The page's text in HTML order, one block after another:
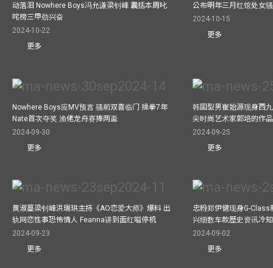
动落泪 Nowhere Boys冯允谦梁钊峰 囊括本周叱
咤榜三甲劲兴奋
2024-10-22
更多
公布明年三月红馆处女
2024-10-15
更多
Nowhere Boys应MV预言 骚前双喜临门 操拳7年
Nate首次夺奖 渔佬龙舟赛捧两盃
2024-09-30
更多
韩国型男崔始源现身西
尖时尚艺术家郭培的作
2024-09-25
更多
黄淑蔓梁钊峰洪瑞珙主持《AO恋爱大师》爆料 出
轨网恋性事恐怖情人 Feanna讲到面红嗌停机
2024-09-23
更多
忠粉郑伊健现身G-
兴细数车款歷史资讯冷
2024-09-02
更多